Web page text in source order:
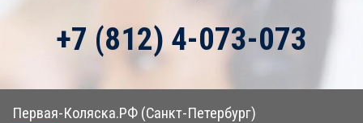
+7 (812) 4-073-073
Первая-Коляска.РФ (Санкт-Петербург)